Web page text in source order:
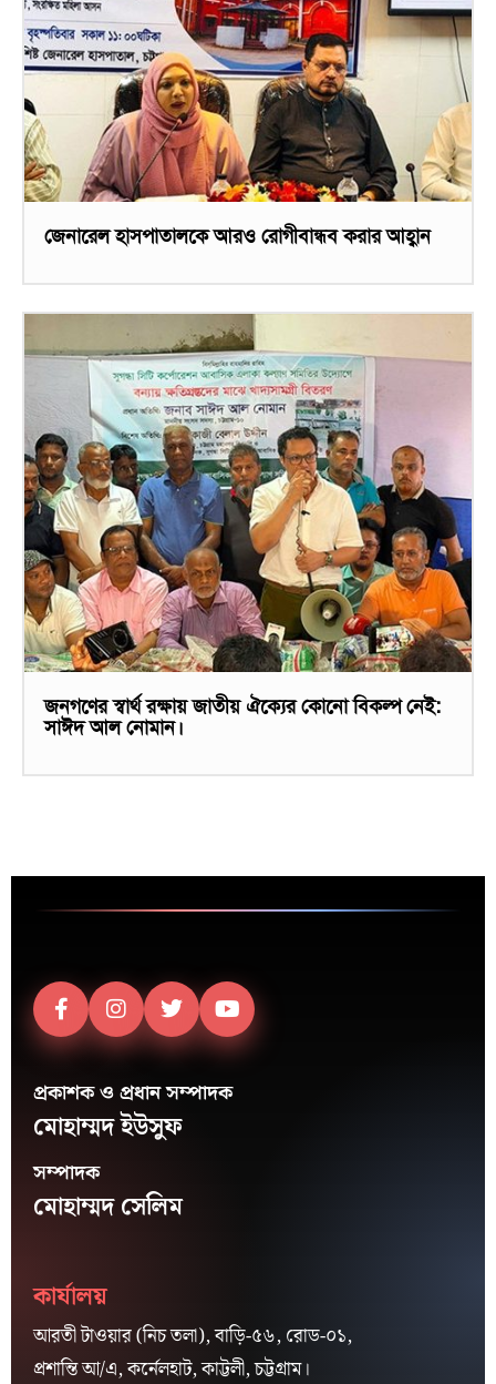
জেনারেল হাসপাতালকে আরও রোগীবান্ধব করার আহ্বান
জনগণের স্বার্থ রক্ষায় জাতীয় ঐক্যের কোনো বিকল্প নেই:
সাঈদ আল নোমান।
প্রকাশক ও প্রধান সম্পাদক
মোহাম্মদ ইউসুফ
সম্পাদক
মোহাম্মদ সেলিম
কার্যালয়
আরতী টাওয়ার (নিচ তলা), বাড়ি-৫৬, রোড-০১,
প্রশান্তি আ/এ, কর্নেলহাট, কাট্টলী, চট্টগ্রাম।